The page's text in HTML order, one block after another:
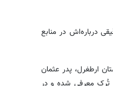
درباره‌اش در منابع
ارطغرل، پدر عثمان